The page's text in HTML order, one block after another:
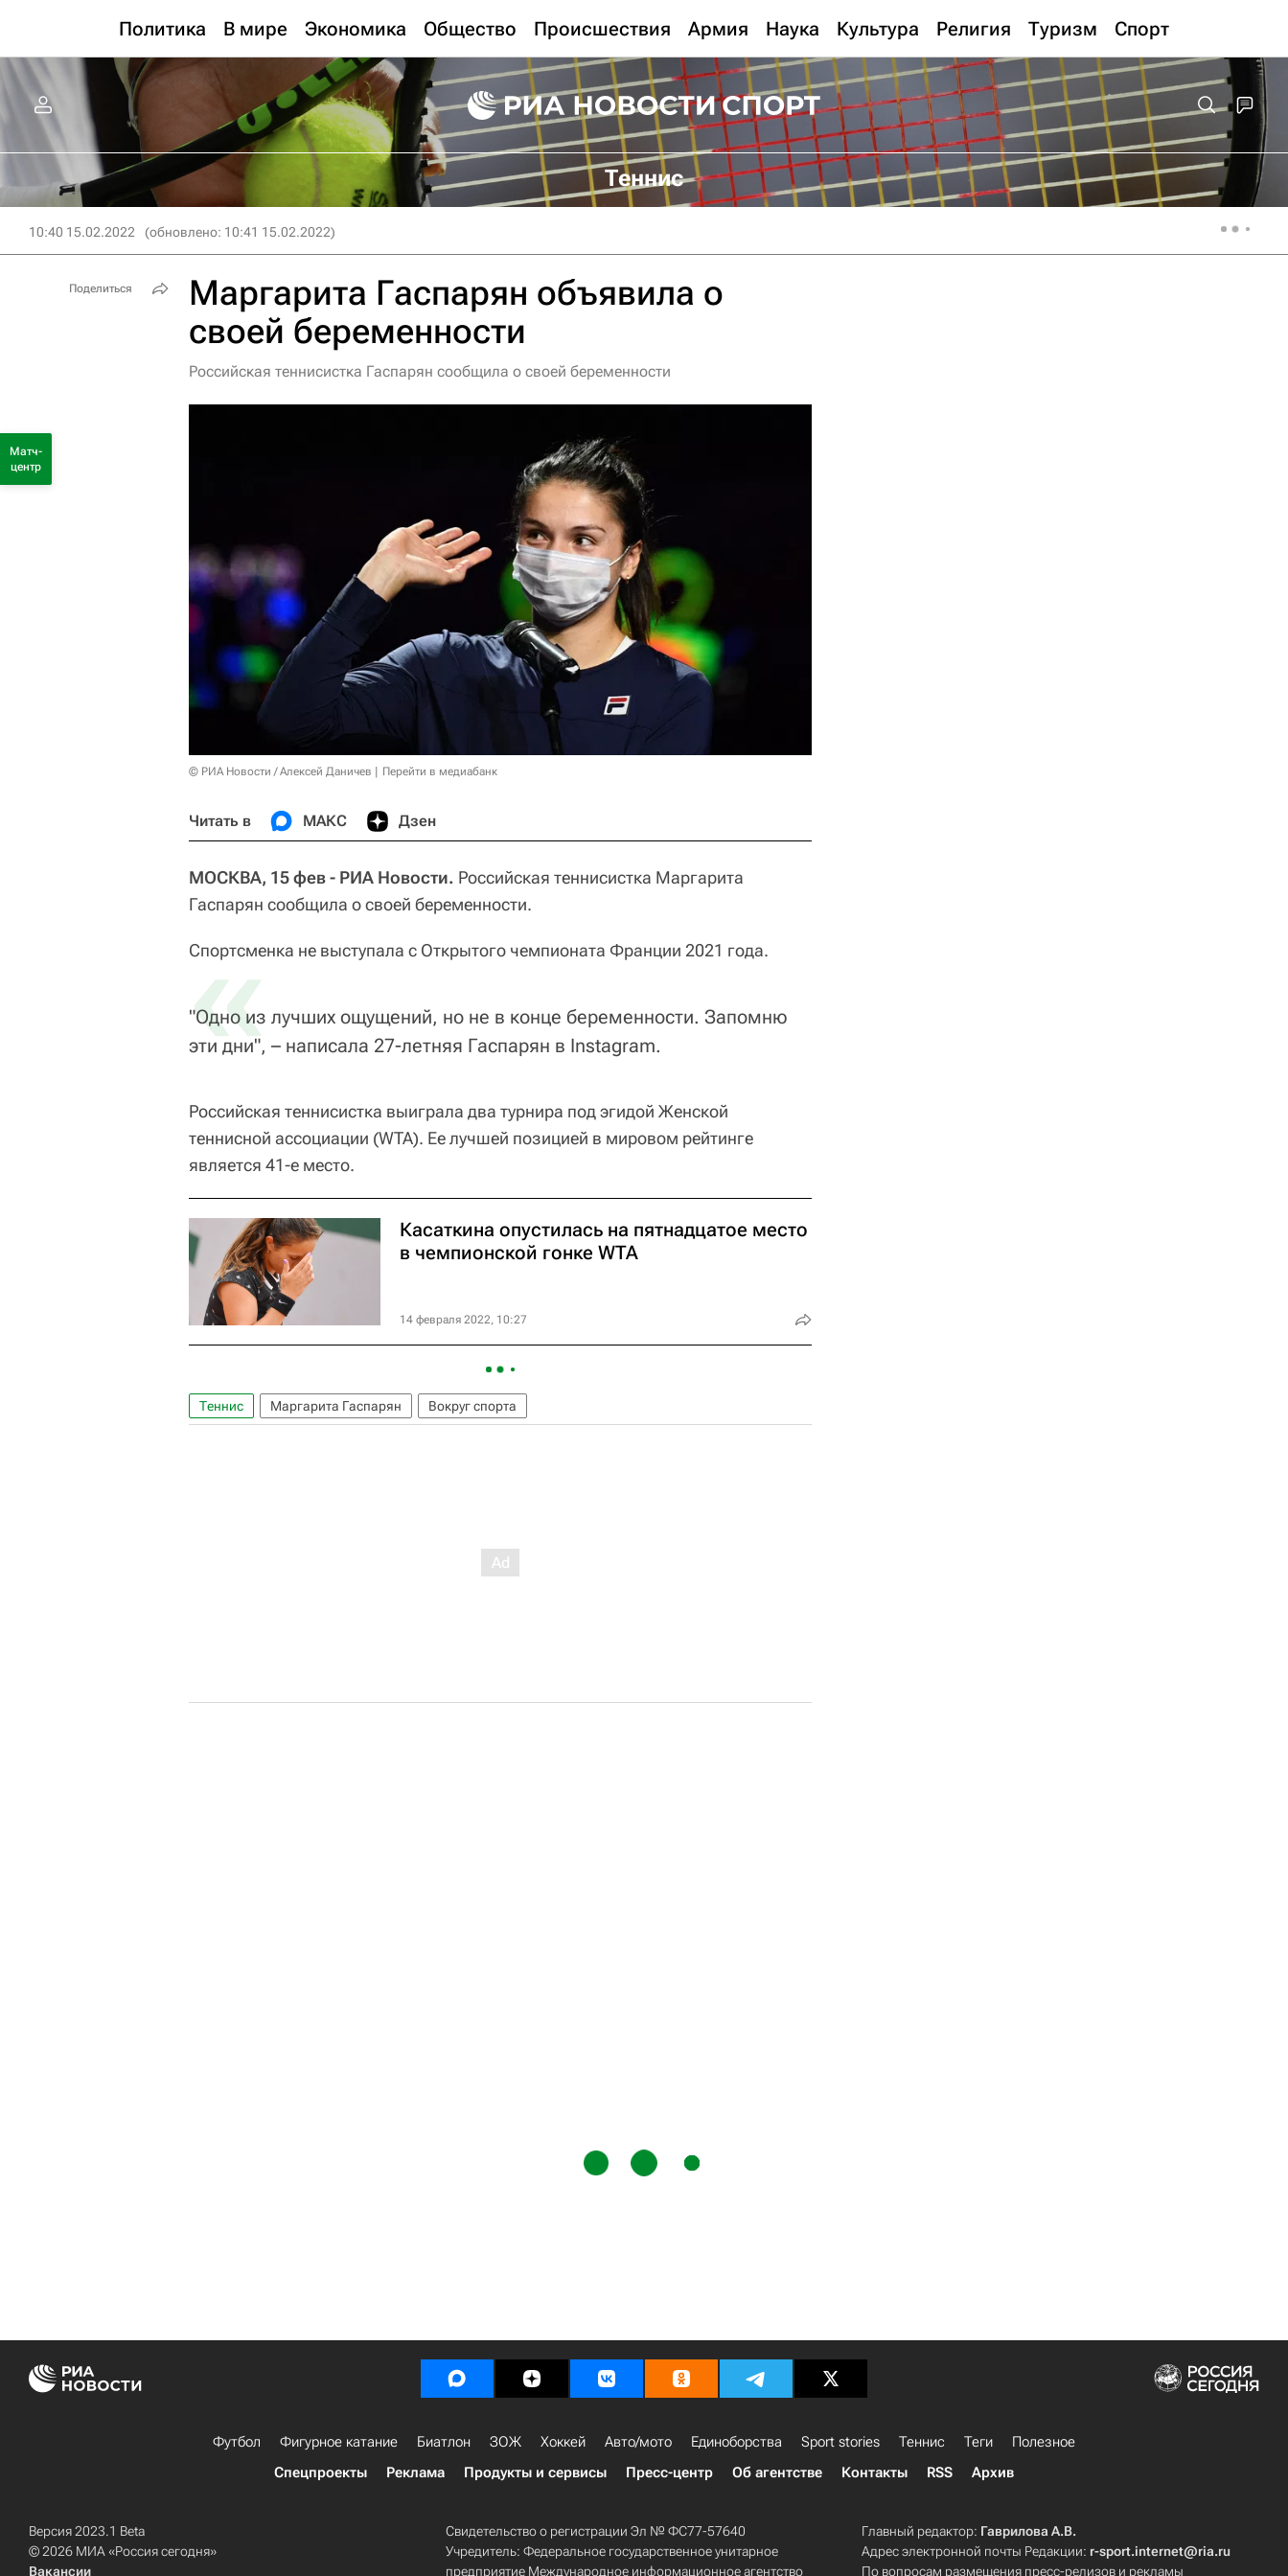
Политика В мире Экономика Общество Происшествия Армия Наука Культура Религия Туризм Спорт
Теннис
10:40 15.02.2022 (обновлено: 10:41 15.02.2022)
Маргарита Гаспарян объявила о
своей беременности
Российская теннисистка Гаспарян сообщила о своей беременности
© РИА Новости / Алексей Даничев Перейти в медиабанк
Читать в МАКС Дзен
МОСКВА, 15 фев - РИА Новости. Российская теннисистка Маргарита
Гаспарян сообщила о своей беременности.
Спортсменка не выступала с Открытого чемпионата Франции 2021 года.
«
"Одно из лучших ощущений, но не в конце беременности. Запомню
эти дни", – написала 27-летняя Гаспарян в Instagram.
Российская теннисистка выиграла два турнира под эгидой Женской
теннисной ассоциации (WTA). Ее лучшей позицией в мировом рейтинге
является 41-е место.
Касаткина опустилась на пятнадцатое место
в чемпионской гонке WTA
14 февраля 2022, 10:27
Теннис Маргарита Гаспарян Вокруг спорта
Поделиться
Матч-
центр
Футбол Фигурное катание Биатлон ЗОЖ Хоккей Авто/мото Единоборства Sport stories Теннис Теги
Полезное
Спецпроекты
Реклама Продукты и сервисы Пресс-центр Об агентстве Контакты RSS Архив
Версия 2023.1 Beta
© 2026 МИА «Россия сегодня»
Вакансии
Свидетельство о регистрации Эл № ФС77-57640
Учредитель: Федеральное государственное унитарное
предприятие Международное информационное агентство
Главный редактор: Гаврилова А.В.
Адрес электронной почты Редакции: r-sport.internet@ria.ru
По вопросам размещения пресс-релизов и рекламы